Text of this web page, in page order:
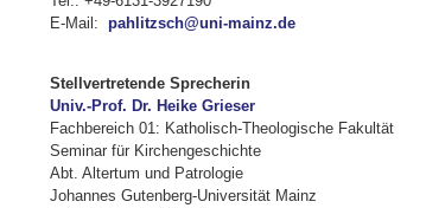
E-Mail: pahlitzsch@uni-mainz.de
Stellvertretende Sprecherin
Univ.-Prof. Dr. Heike Grieser
Fachbereich 01: Katholisch-Theologische Fakultät
Seminar für Kirchengeschichte
Abt. Altertum und Patrologie
Johannes Gutenberg-Universität Mainz